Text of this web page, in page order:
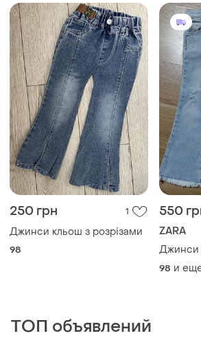
250 грн 1
Джинси кльош з розрізами
98
550
ZARA
98 и
ТОП объявлений